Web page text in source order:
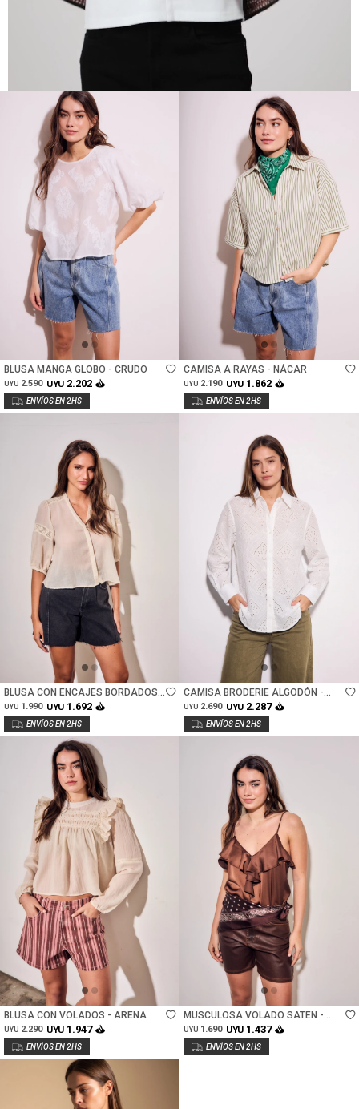
Talle
BLUSA MANGA GLOBO - CRUDO
UYU 2.590 UYU 2.202
CAMISA A RAYAS - NÁCAR
UYU 2.190 UYU 1.862
BLUSA CON ENCAJES BORDADOS -
ARENA
UYU 1.990 UYU 1.692
Talle
CAMISA BRODERIE ALGODÓN -
NACAR
UYU 2.690 UYU 2.287
Talle
BLUSA CON VOLADOS - ARENA
UYU 2.290 UYU 1.947
MUSCULOSA VOLADO SATEN -
CHOCOLATE
UYU 1.690 UYU 1.437